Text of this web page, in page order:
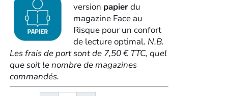
version papierdu
magazine Face au
Risque pour un confort
de lecture optimal. N.B.
Les frais de port sont de 7,50 € TTC, quel
que soit le nombre de magazines
commandés.